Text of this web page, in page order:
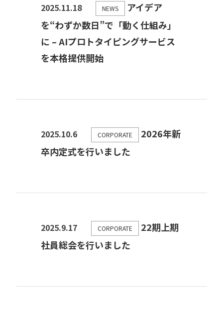
2025.11.18 NEWS
アイデア
を“わずか数日”で「動く仕組み」
に – AIプロトタイピングサービス
を本格提供開始
2025.10.6 CORPORATE
2026年新
卒内定式を行いました
2025.9.17 CORPORATE
22期上期
社員総会を行いました